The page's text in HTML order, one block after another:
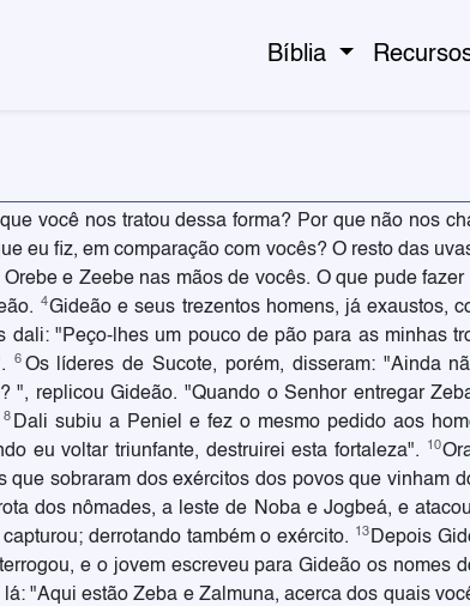
Bíblia
você nos tratou dessa forma? Por que não nos
eu fiz, em comparação com vocês? O resto das
e Zeebe nas mãos de vocês. O que pude
4Gideão e seus trezentos homens, já exaustos,
dali: "Peço-lhes um pouco de pão para as minhas
6 Os líderes de Sucote, porém, disseram: "Ainda
", replicou Gideão. "Quando o Senhor entregar
8 Dali subiu a Peniel e fez o mesmo pedido aos
eu voltar triunfante, destruirei esta fortaleza". 10
sobraram dos exércitos dos povos que vinham
dos nômades, a leste de Noba e Jogbeá, e
derrotando também o exército. 13 Depois
e o jovem escreveu para Gideão os nomes
"Aqui estão Zeba e Zalmuna, acerca dos quais